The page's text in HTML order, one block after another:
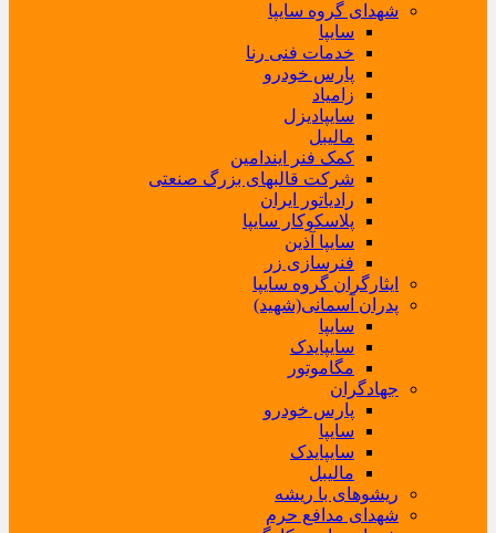
شهدای گروه سایپا
سایپا
خدمات فنی رنا
پارس خودرو
زامیاد
سایپادیزل
مالیبل
کمک فنر ایندامین
شرکت قالبهای بزرگ صنعتی
رادیاتور ایران
پلاسکوکار سایپا
سایپا آذین
فنرسازی زر
ایثارگران گروه سایپا
پدران آسمانی(شهید)
سایپا
سایپایدک
مگاموتور
جهادگران
پارس خودرو
سایپا
سایپایدک
مالیبل
ریشوهای با ریشه
شهدای مدافع حرم